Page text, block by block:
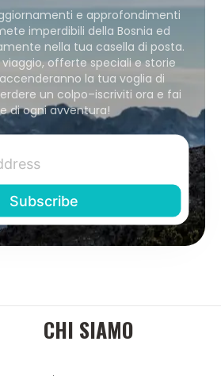
e approfondimenti
imperdibili della Bosnia ed
nella tua casella di posta.
offerte speciali e storie
la tua voglia di
un colpo–iscriviti ora e fai
di ogni avventura!
CHI SIAMO